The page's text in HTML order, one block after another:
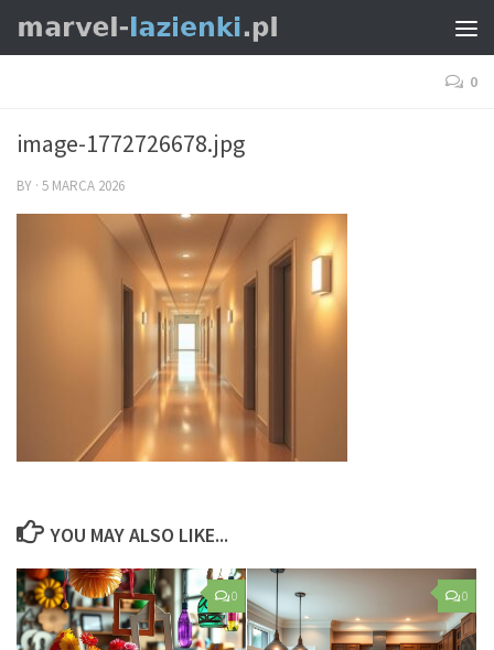
0
image-1772726678.jpg
BY · 5 MARCA 2026
YOU MAY ALSO LIKE...
0 0